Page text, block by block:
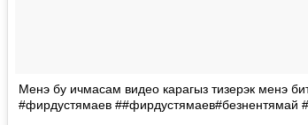
Менэ бу ичмасам видео карагыз тизерэк менэ
#фирдустямаев ##фирдустямаев#безнентямай